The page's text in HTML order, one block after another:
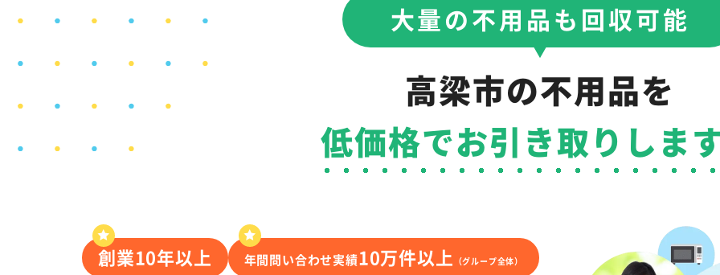
大量の不用品も回収可能
高梁市の不用品を
低価格でお引き取りしま
創業10年以上 年間問い合わせ実績10万件以上 （グループ全体）